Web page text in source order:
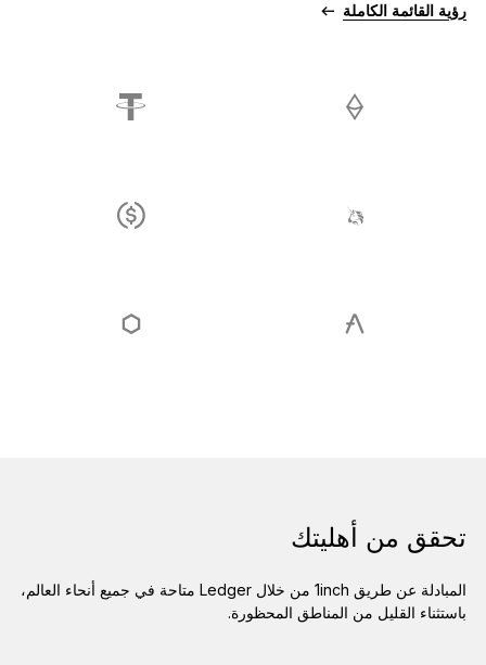
رؤية القائمة الكاملة
تحقق من أهليتك
المبادلة عن طريق 1inch من خلال Ledger متاحة في جميع أنحاء العالم،
باستثناء القليل من المناطق المحظورة.